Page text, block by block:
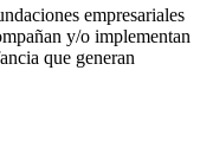
empresariales
y/o implementan
que generan